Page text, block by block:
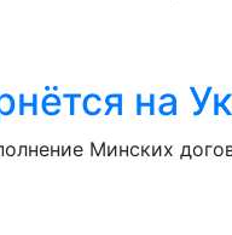
на
Минских